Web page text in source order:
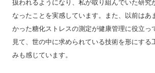
扱われるようになり、私が取り組んでいた研究
なったことを実感しています。また、以前はあ
かった糖化ストレスの測定が健康管理に役立っ
見て、世の中に求められている技術を形にする
みも感じています。